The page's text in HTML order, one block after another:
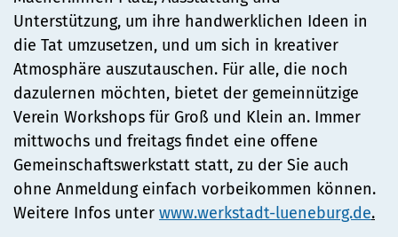
Unterstützung, um ihre handwerklichen Ideen in
die Tat umzusetzen, und um sich in kreativer
Atmosphäre auszutauschen. Für alle, die noch
dazulernen möchten, bietet der gemeinnützige
Verein Workshops für Groß und Klein an. Immer
mittwochs und freitags findet eine offene
Gemeinschaftswerkstatt statt, zu der Sie auch
ohne Anmeldung einfach vorbeikommen können.
Weitere Infos unter www.werkstadt-lueneburg.de.